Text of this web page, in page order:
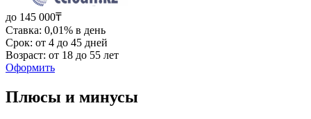
до 145 000₸
Ставка: 0,01% в день
Срок: от 4 до 45 дней
Возраст: от 18 до 55 лет
Оформить
Плюсы и минусы